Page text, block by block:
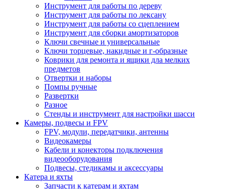
Инструмент для работы по дереву
Инструмент для работы по лексану
Инструмент для работы со сцеплением
Инструмент для сборки амортизаторов
Ключи свечные и универсальные
Ключи торцевые, накидные и г-образные
Коврики для ремонта и ящики дла мелких
предметов
Отвертки и наборы
Помпы ручные
Развертки
Разное
Стенды и инструмент для настройки шасси
Камеры, подвесы и FPV
FPV, модули, передатчики, антенны
Видеокамеры
Кабели и конекторы подключения
видеооборудования
Подвесы, стедикамы и аксессуары
Катера и яхты
Запчасти к катерам и яхтам